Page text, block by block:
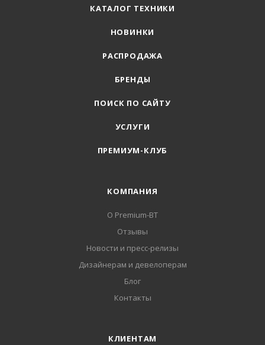
КАТАЛОГ ТЕХНИКИ
НОВИНКИ
РАСПРОДАЖА
БРЕНДЫ
ПОИСК ПО САЙТУ
УСЛУГИ
ПРЕМИУМ-КЛУБ
КОМПАНИЯ
О Premium-BT
Отзывы
Новости и пресс-релизы
Дизайнерам и девелоперам
Блог
Контакты
КЛИЕНТАМ